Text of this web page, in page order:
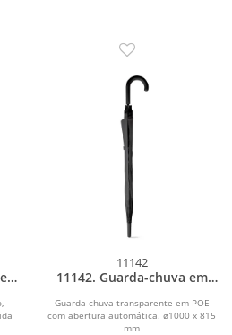
11142
11142. Guarda-chuva em
automática
Guarda-chuva transparente em POE
com abertura automática. ø1000 x 815
mm